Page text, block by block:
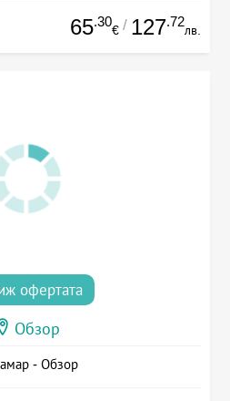
65.30
€ / 127.72
лв.
офертата
Обзор
- Обзор